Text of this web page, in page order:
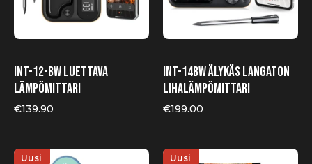
INT-12-BW luettava
lämpömittari
€139.90
INT-14BW älykäs langaton
lihalämpömittari
€199.00
Uusi Uusi